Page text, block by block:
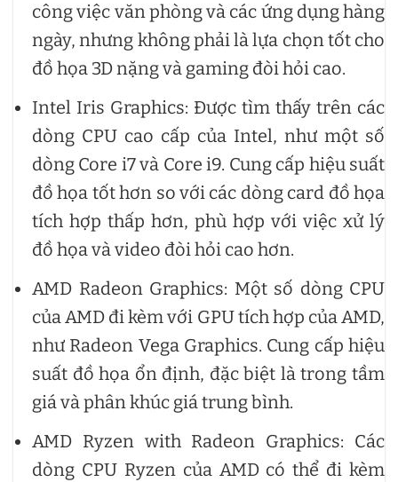
công việc văn phòng và các ứng dụng hàng
ngày, nhưng không phải là lựa chọn tốt cho
đồ họa 3D nặng và gaming đòi hỏi cao.
Intel Iris Graphics: Được tìm thấy trên các
dòng CPU cao cấp của Intel, như một số
dòng Core i7 và Core i9. Cung cấp hiệu suất
đồ họa tốt hơn so với các dòng card đồ họa
tích hợp thấp hơn, phù hợp với việc xử lý
đồ họa và video đòi hỏi cao hơn.
AMD Radeon Graphics: Một số dòng CPU
của AMD đi kèm với GPU tích hợp của AMD,
như Radeon Vega Graphics. Cung cấp hiệu
suất đồ họa ổn định, đặc biệt là trong tầm
giá và phân khúc giá trung bình.
AMD Ryzen with Radeon Graphics: Các
dòng CPU Ryzen của AMD có thể đi kèm